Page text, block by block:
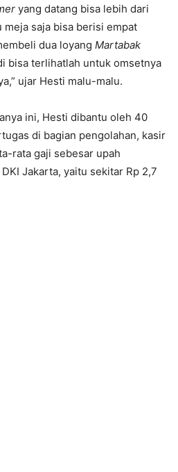
yang datang bisa lebih dari
meja saja bisa berisi empat
dua loyang Martabak
bisa terlihatlah untuk omsetnya
ujar Hesti malu-malu.
ini, Hesti dibantu oleh 40
di bagian pengolahan, kasir
rata gaji sebesar upah
Jakarta, yaitu sekitar Rp 2,7